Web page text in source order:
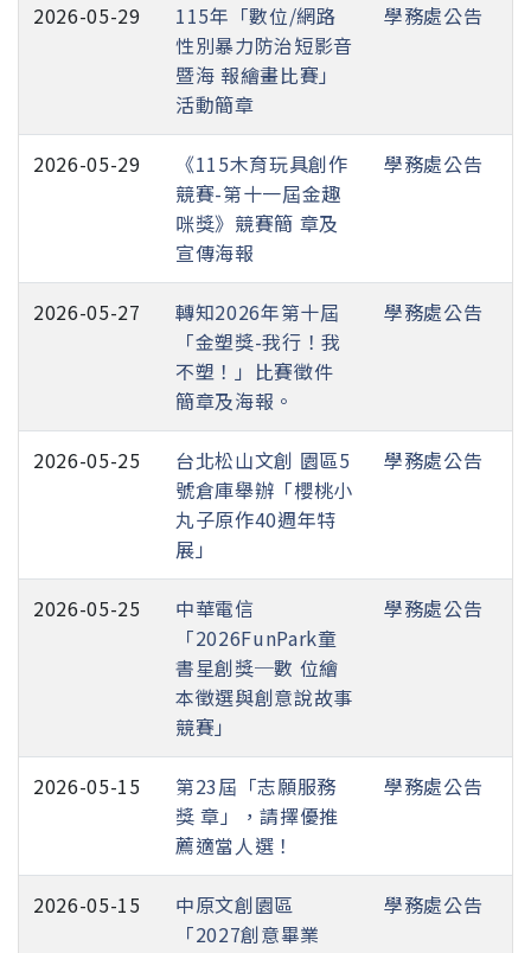
2026-05-29
115年「數位/網路
性別暴力防治短影音
暨海 報繪畫比賽」
活動簡章
學務處公告
2026-05-29
《115木育玩具創作
競賽-第十一屆金趣
咪獎》競賽簡 章及
宣傳海報
學務處公告
2026-05-27
轉知2026年第十屆
「金塑獎-我行！我
不塑！」比賽徵件
簡章及海報。
學務處公告
2026-05-25
台北松山文創 園區5
號倉庫舉辦「櫻桃小
丸子原作40週年特
展」
學務處公告
2026-05-25
中華電信
「2026FunPark童
書星創獎─數 位繪
本徵選與創意說故事
競賽」
學務處公告
2026-05-15
第23屆「志願服務
獎 章」，請擇優推
薦適當人選！
學務處公告
2026-05-15
中原文創園區
「2027創意畢業
學務處公告